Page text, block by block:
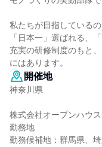
私たちが目指しているの
「日本一」選ばれる、
充実の研修制度のもと
にはあります。
開催地
神奈川県
株式会社オープンハウ
勤務地
勤務候補地：群馬県、